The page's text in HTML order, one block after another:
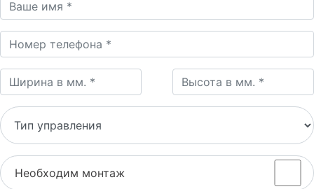
Необходим монтаж